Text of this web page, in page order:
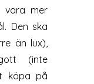
vara mer
Den ska
än lux),
(inte
köpa på